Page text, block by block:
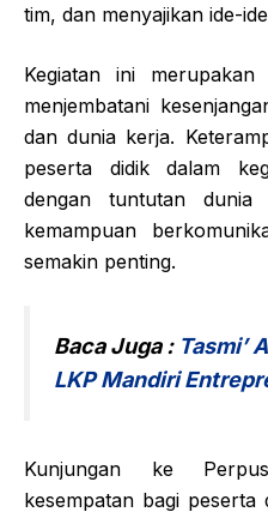
tim, dan menyajikan ide-
Kegiatan ini
menjembatani
dan dunia kerja.
peserta didik dalam
dengan tuntutan
kemampuan
semakin penting.
Baca Juga : Tasmi’
LKP Mandiri
Kunjungan ke
kesempatan bagi